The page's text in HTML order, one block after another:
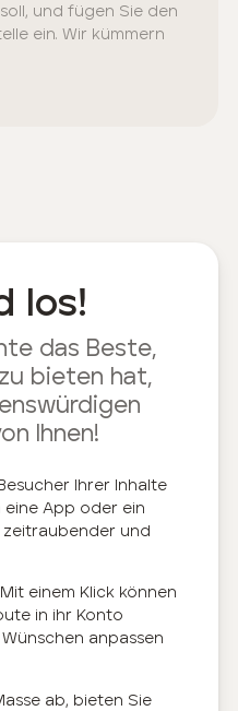
und fügen Sie den
ein. Wir kümmern
los!
das Beste,
bieten hat,
Ihnen!
Ihrer Inhalte
eine App oder ein
und
einem Klick können
in ihr Konto
anpassen
ab, bieten Sie